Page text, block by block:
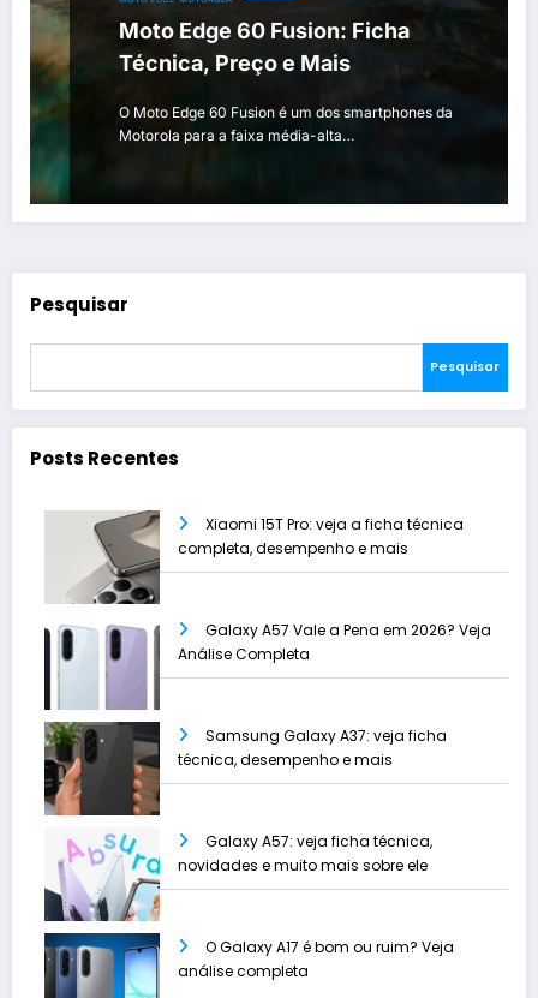
Moto Edge 60 Fusion: Ficha
Técnica, Preço e Mais
O Moto Edge 60 Fusion é um dos smartphones da
Motorola para a faixa média-alta…
Pesquisar
Pesquisar
Posts Recentes
Xiaomi 15T Pro: veja a ficha técnica
completa, desempenho e mais
Galaxy A57 Vale a Pena em 2026? Veja
Análise Completa
Samsung Galaxy A37: veja ficha
técnica, desempenho e mais
Galaxy A57: veja ficha técnica,
novidades e muito mais sobre ele
O Galaxy A17 é bom ou ruim? Veja
análise completa